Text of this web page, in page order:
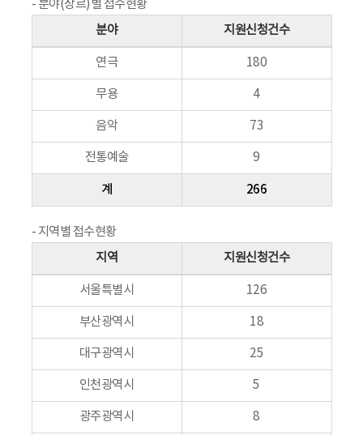
- 분야(장르)별 접수현황
분야
지원신청건수
연극 180
무용 4
음악 73
전통예술 9
계 266
- 지역별 접수현황
지역
지원신청건수
서울특별시 126
부산광역시 18
대구광역시 25
인천광역시 5
광주광역시 8